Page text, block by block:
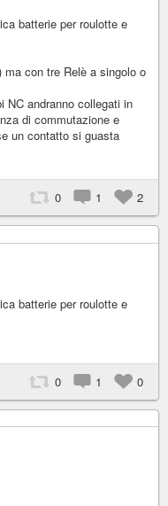
batterie per roulotte e
con tre Relè a singolo o
NC andranno collegati in
di commutazione e
un contatto si guasta
0 1 2
batterie per roulotte e
0 1 0